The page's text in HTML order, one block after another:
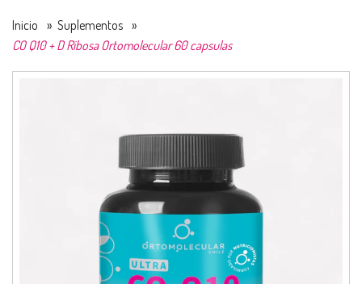
Inicio » Suplementos »
CO Q10 + D Ribosa Ortomolecular 60 capsulas